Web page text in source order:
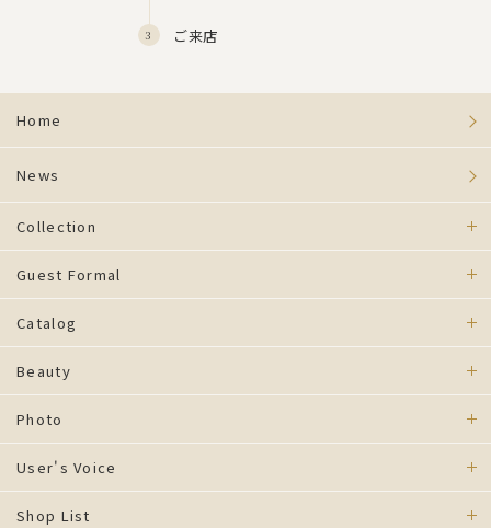
ご来店
Home
News
Collection
Guest Formal
Catalog
Beauty
Photo
User's Voice
Shop List